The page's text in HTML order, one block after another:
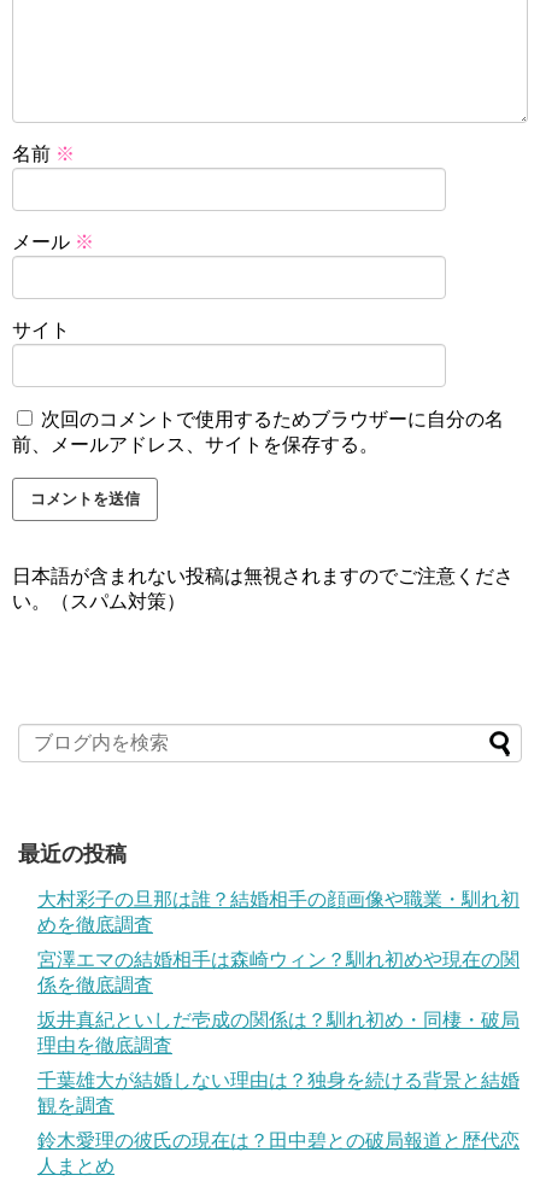
名前 ※
メール ※
サイト
次回のコメントで使用するためブラウザーに自分の名
前、メールアドレス、サイトを保存する。
日本語が含まれない投稿は無視されますのでご注意くださ
い。（スパム対策）
最近の投稿
大村彩子の旦那は誰？結婚相手の顔画像や職業・馴れ初
めを徹底調査
宮澤エマの結婚相手は森崎ウィン？馴れ初めや現在の関
係を徹底調査
坂井真紀といしだ壱成の関係は？馴れ初め・同棲・破局
理由を徹底調査
千葉雄大が結婚しない理由は？独身を続ける背景と結婚
観を調査
鈴木愛理の彼氏の現在は？田中碧との破局報道と歴代恋
人まとめ